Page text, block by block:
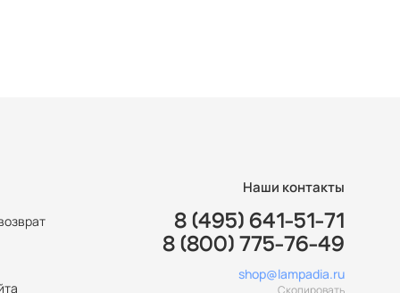
Наши контакты
8 (495) 641-51-71
8 (800) 775-76-49
shop@lampadia.ru
Скопировать